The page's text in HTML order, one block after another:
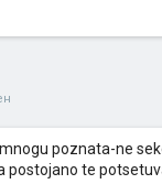
poznata-ne
postojano te